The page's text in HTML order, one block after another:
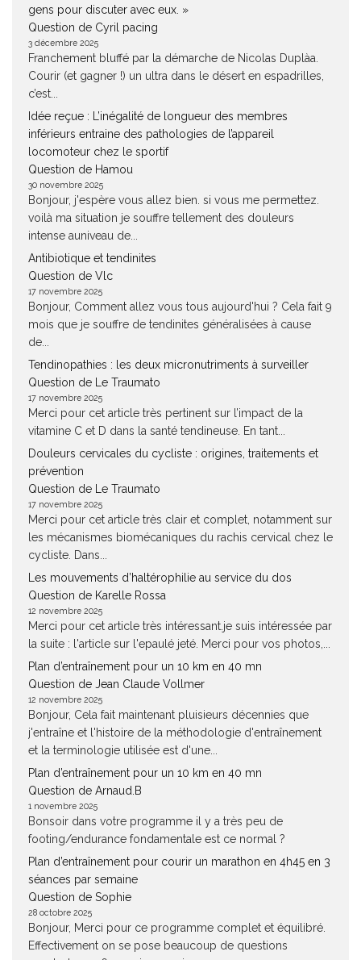
gens pour discuter avec eux. »
Question de Cyril pacing
3 décembre 2025
Franchement bluffé par la démarche de Nicolas Duplàa.
Courir (et gagner !) un ultra dans le désert en espadrilles,
c’est...
Idée reçue : L’inégalité de longueur des membres
inférieurs entraine des pathologies de l’appareil
locomoteur chez le sportif
Question de Hamou
30 novembre 2025
Bonjour, j'espère vous allez bien. si vous me permettez.
voilà ma situation je souffre tellement des douleurs
intense auniveau de...
Antibiotique et tendinites
Question de Vlc
17 novembre 2025
Bonjour, Comment allez vous tous aujourd'hui ? Cela fait 9
mois que je souffre de tendinites généralisées à cause
de...
Tendinopathies : les deux micronutriments à surveiller
Question de Le Traumato
17 novembre 2025
Merci pour cet article très pertinent sur l’impact de la
vitamine C et D dans la santé tendineuse. En tant...
Douleurs cervicales du cycliste : origines, traitements et
prévention
Question de Le Traumato
17 novembre 2025
Merci pour cet article très clair et complet, notamment sur
les mécanismes biomécaniques du rachis cervical chez le
cycliste. Dans...
Les mouvements d’haltérophilie au service du dos
Question de Karelle Rossa
12 novembre 2025
Merci pour cet article très intéressant.je suis intéressée par
la suite : l'article sur l'epaulé jeté. Merci pour vos photos,...
Plan d’entraînement pour un 10 km en 40 mn
Question de Jean Claude Vollmer
12 novembre 2025
Bonjour, Cela fait maintenant pluisieurs décennies que
j'entraîne et l'histoire de la méthodologie d'entraînement
et la terminologie utilisée est d'une...
Plan d’entraînement pour un 10 km en 40 mn
Question de Arnaud.B
1 novembre 2025
Bonsoir dans votre programme il y a très peu de
footing/endurance fondamentale est ce normal ?
Plan d’entraînement pour courir un marathon en 4h45 en 3
séances par semaine
Question de Sophie
28 octobre 2025
Bonjour, Merci pour ce programme complet et équilibré.
Effectivement on se pose beaucoup de questions